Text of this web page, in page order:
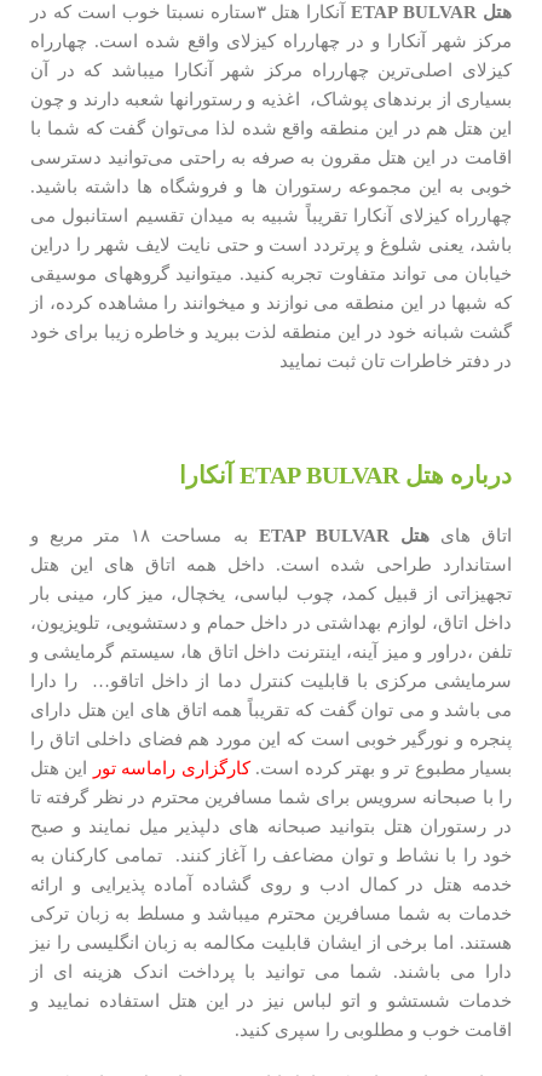
هتل ETAP BULVAR
آنکارا هتل ۳ستاره نسبتا خوب است که در
مرکز شهر آنکارا و در چهارراه کیزلای واقع شده است. چهارراه
کیزلای اصلی‌ترین چهارراه مرکز شهر آنکارا میباشد که در آن
بسیاری از برندهای پوشاک، اغذیه و رستورانها شعبه دارند و چون
این هتل هم در این منطقه واقع شده لذا می‌توان گفت که شما با
اقامت در این هتل مقرون به صرفه به راحتی می‌توانید دسترسی
خوبی به این مجموعه رستوران ها و فروشگاه ها داشته باشید.
چهارراه کیزلای آنکارا تقریباً شبیه به میدان تقسیم استانبول می
باشد، یعنی شلوغ و پرتردد است و حتی نایت لایف شهر را دراین
خیابان می تواند متفاوت تجربه کنید. میتوانید گروههای موسیقی
که شبها در این منطقه می نوازند و میخوانند را مشاهده کرده، از
گشت شبانه خود در این منطقه لذت ببرید و خاطره زیبا برای خود
در دفتر خاطرات تان ثبت نمایید
درباره هتل ETAP BULVAR آنکارا
اتاق های هتل ETAP BULVAR
به مساحت ۱۸ متر مربع و
استاندارد طراحی شده است. داخل همه اتاق های این هتل
تجهیزاتی از قبیل کمد، چوب لباسی، یخچال، میز کار، مینی بار
داخل اتاق، لوازم بهداشتی در داخل حمام و دستشویی، تلویزیون،
تلفن ،دراور و میز آینه، اینترنت داخل اتاق ها، سیستم گرمایشی و
سرمایشی مرکزی با قابلیت کنترل دما از داخل اتاقو… را دارا
می باشد و می توان گفت که تقریباً همه اتاق های این هتل دارای
پنجره و نورگیر خوبی است که این مورد هم فضای داخلی اتاق را
بسیار مطبوع تر و بهتر کرده است.کارگزاری راماسه تور
این هتل
را با صبحانه سرویس برای شما مسافرین محترم در نظر گرفته تا
در رستوران هتل بتوانید صبحانه های دلپذیر میل نمایند و صبح
خود را با نشاط و توان مضاعف را آغاز کنند. تمامی کارکنان به
خدمه هتل در کمال ادب و روی گشاده آماده پذیرایی و ارائه
خدمات به شما مسافرین محترم میباشد و مسلط به زبان ترکی
هستند. اما برخی از ایشان قابلیت مکالمه به زبان انگلیسی را نیز
دارا می باشند. شما می توانید با پرداخت اندک هزینه ای از
خدمات شستشو و اتو لباس نیز در این هتل استفاده نمایید و
اقامت خوب و مطلوبی را سپری کنید.